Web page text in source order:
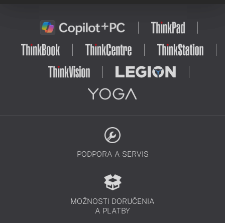
PODPORA A SERVIS
MOŽNOSTI DORUČENIA
A PLATBY